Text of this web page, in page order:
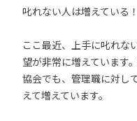
叱れない人は増えている
ここ最近、上手に叱れな
望が非常に増えています
協会でも、管理職に対し
えて増えています。